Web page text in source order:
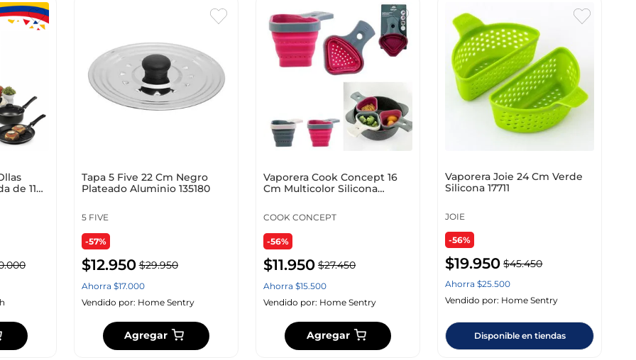
de 11
.000
Tapa 5 Five 22 Cm Negro
Plateado Aluminio 135180
5 FIVE
-57%
$12.950 $29.950
Ahorra $17.000
Vendido por: Home Sentry
Agregar
Vaporera Cook Concept 16
Cm Multicolor Silicona
COOK CONCEPT
-56%
$11.950 $27.450
Ahorra $15.500
Vendido por: Home Sentry
Agregar
Vaporera Joie 24 Cm Verde
Silicona 17711
JOIE
-56%
$19.950 $45.450
Ahorra$25.500
Vendido por: Home Sentry
Disponible en tiendas
8.